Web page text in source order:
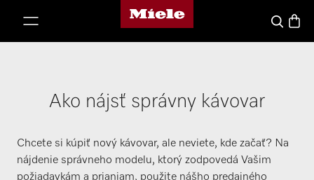
Domovská stránka spoločnosti Miele
Hľadať
Ako nájsť správny kávovar
Chcete si kúpiť nový kávovar, ale neviete, kde začať? Na
nájdenie správneho modelu, ktorý zodpovedá Vašim
požiadavkám a prianiam, použite nášho predajného